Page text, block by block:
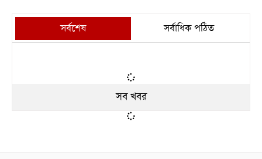
সর্বশেষ সর্বাধিক পঠিত
সব খবর